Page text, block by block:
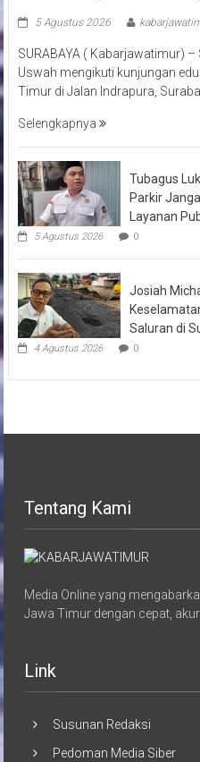
5 Agustus 2026
SURABAYA ( Kabarjawatimur)
Uswah mengikuti kunjungan
Timur di Jalan Indrapura,
Selengkapnya
Tubagus
Parkir
Layanan
5 Agustus 2026 0
Josiah
Saluran di
4 Agustus 2026 0
Tentang Kami
Media Online yang
Jawa Timur dengan cepat,
Link
Susunan Redaksi
Pedoman Media Siber